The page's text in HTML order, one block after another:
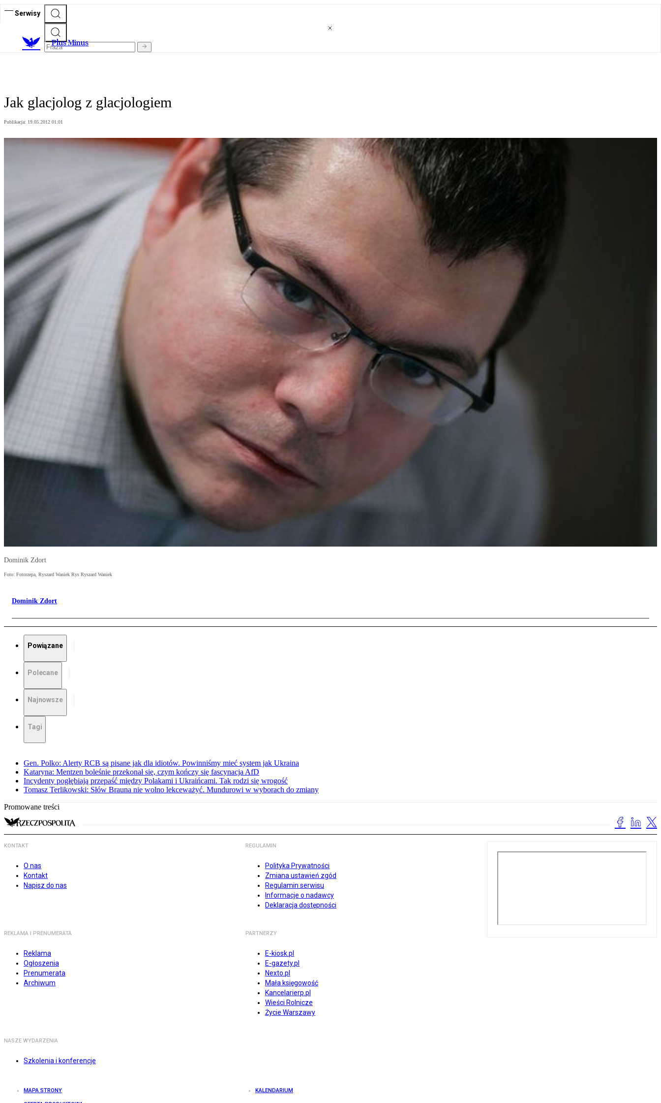
Serwisy
Plus Minus
Jak glacjolog z glacjologiem
Publikacja: 19.05.2012 01:01
Dominik Zdort
Foto: Fotorzepa, Ryszard Waniek Rys Ryszard Waniek
Dominik Zdort
Powiązane
Polecane
Najnowsze
Tagi
Gen. Polko: Alerty RCB są pisane jak dla idiotów. Powinniśmy mieć system jak Ukraina
Kataryna: Mentzen boleśnie przekonał się, czym kończy się fascynacja AfD
Incydenty pogłębiają przepaść między Polakami i Ukraińcami. Tak rodzi się wrogość
Tomasz Terlikowski: Słów Brauna nie wolno lekceważyć. Mundurowi w wyborach do zmiany
Promowane treści
KONTAKT
O nas
Kontakt
Napisz do nas
REGULAMIN
Polityka Prywatności
Zmiana ustawień zgód
Regulamin serwisu
Informacje o nadawcy
Deklaracja dostępności
REKLAMA I PRENUMERATA
Reklama
Ogłoszenia
Prenumerata
Archiwum
PARTNERZY
E-kiosk.pl
E-gazety.pl
Nexto.pl
Mała księgowość
Kancelarierp.pl
Wieści Rolnicze
Życie Warszawy
NASZE WYDARZENIA
Szkolenia i konferencje
MAPA STRONY KALENDARIUM